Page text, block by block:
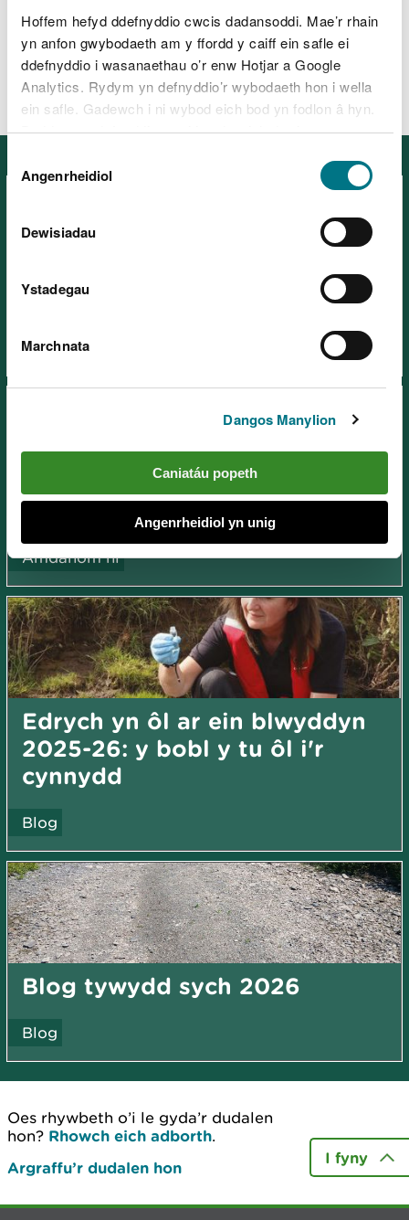
Hoffem hefyd ddefnyddio cwcis dadansoddi. Mae’r rhain
yn anfon gwybodaeth am y ffordd y caiff ein safle ei
ddefnyddio i wasanaethau o’r enw Hotjar a Google
Analytics. Rydym yn defnyddio’r wybodaeth hon i wella
ein safle. Gadewch i ni wybod eich bod yn fodlon â hyn.
Byddwn yn defnyddio cwci i gadw eich dewis.
Gellirdarllen mwy am ein cwcis cyn i chi ddewis.
Caniatâd
Angenrheidiol
Dewisiadau
Ystadegau
Marchnata
Dangos Manylion
Caniatáu popeth
Angenrheidiol yn unig
Beth i’w wneud ar ôl llifogydd
Swyddi
Ymweld â'n lleoedd yn ddiogel
Ar grwydr
Newyddion a blogiau
Amdanom ni
Edrych yn ôl ar ein blwyddyn
2025-26: y bobl y tu ôl i'r
cynnydd
Blog
Blog tywydd sych 2026
Blog
Oes rhywbeth o’i le gyda’r dudalen
hon? Rhowch eich adborth.
Argraffu’r dudalen hon
I fyny